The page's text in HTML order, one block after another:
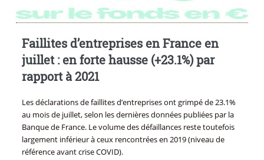
Faillites d’entreprises en France en
juillet : en forte hausse (+23.1%) par
rapport à 2021
Les déclarations de faillites d’entreprises ont grimpé de 23.1%
au mois de juillet, selon les dernières données publiées par la
Banque de France. Le volume des défaillances reste toutefois
largement inférieur à ceux rencontrées en 2019 (niveau de
référence avant crise COVID).